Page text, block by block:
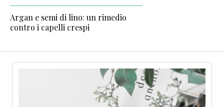
Argan e semi di lino: un rimedio
contro i capelli crespi